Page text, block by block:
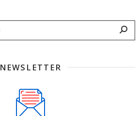
NEWSLETTER